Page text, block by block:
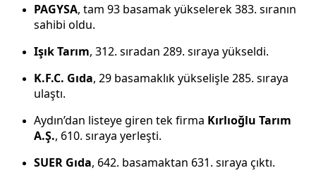
PAGYSA, tam 93 basamak yükselerek 383. sıranın
sahibi oldu.
Işık Tarım, 312. sıradan 289. sıraya yükseldi.
K.F.C. Gıda, 29 basamaklık yükselişle 285. sıraya
ulaştı.
Aydın’dan listeye giren tek firma Kırlıoğlu Tarım
A.Ş., 610. sıraya yerleşti.
SUER Gıda, 642. basamaktan 631. sıraya çıktı.